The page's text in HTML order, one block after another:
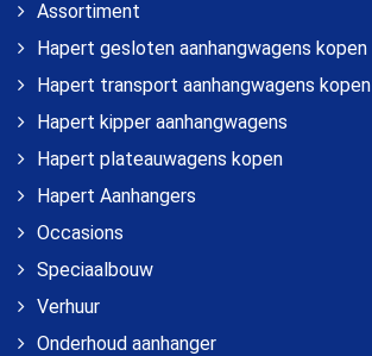
Assortiment
Hapert gesloten aanhangwagens kopen
Hapert transport aanhangwagens kopen
Hapert kipper aanhangwagens
Hapert plateauwagens kopen
Hapert Aanhangers
Occasions
Speciaalbouw
Verhuur
Onderhoud aanhanger